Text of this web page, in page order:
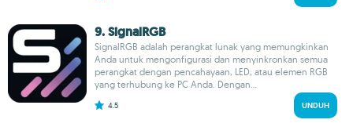
9. SignalRGB
SignalRGB adalah perangkat lunak yang memungkinkan
Anda untuk mengonfigurasi dan menyinkronkan semua
perangkat dengan pencahayaan, LED, atau elemen RGB
yang terhubung ke PC Anda. Dengan...
4.5 UNDUH